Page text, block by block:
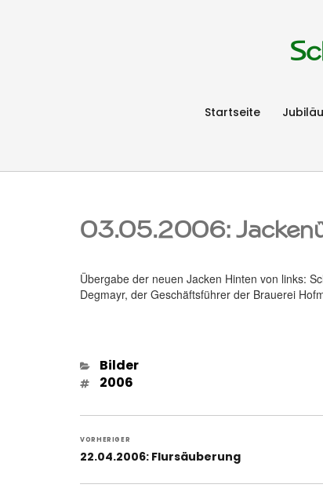
Startseite
03.05.2006:
Übergabe der neuen Jacken Hinten von links:
Degmayr, der Geschäftsführer der Brauerei
Kategorien
Bilder
Schlagwörter
2006
VORHERIGER
Vorheriger
22.04.2006: Flursäuberung